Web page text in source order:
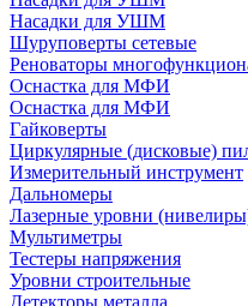
Насадки для УШМ
Шуруповерты сетевые
Реноваторы
Оснастка для МФИ
Оснастка для МФИ
Гайковерты
Циркулярные (дисковые)
Измерительный инструмент
Дальномеры
Лазерные уровни
Мультиметры
Тестеры напряжения
Уровни строительные
Детекторы металла